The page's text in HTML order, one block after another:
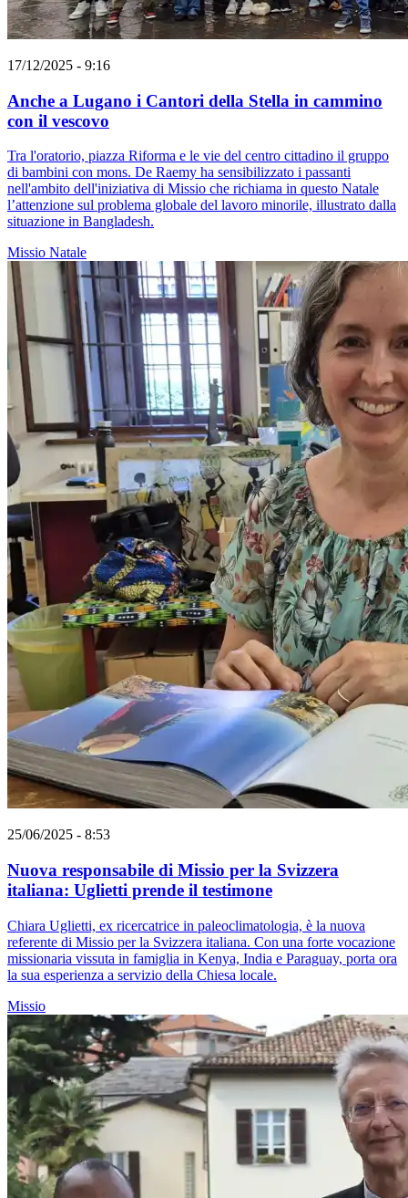
17/12/2025 - 9:16
Anche a Lugano i Cantori della Stella in cammino
con il vescovo
Tra l'oratorio, piazza Riforma e le vie del centro cittadino il gruppo
di bambini con mons. De Raemy ha sensibilizzato i passanti
nell'ambito dell'iniziativa di Missio che richiama in questo Natale
l’attenzione sul problema globale del lavoro minorile, illustrato dalla
situazione in Bangladesh.
Missio Natale
25/06/2025 - 8:53
Nuova responsabile di Missio per la Svizzera
italiana: Uglietti prende il testimone
Chiara Uglietti, ex ricercatrice in paleoclimatologia, è la nuova
referente di Missio per la Svizzera italiana. Con una forte vocazione
missionaria vissuta in famiglia in Kenya, India e Paraguay, porta ora
la sua esperienza a servizio della Chiesa locale.
Missio